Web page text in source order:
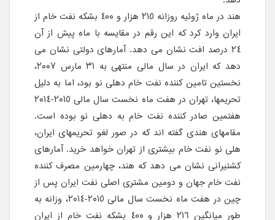
هند در ماه ژوئیه روزانه ٢١٥ هزار و ٤٠٠ بشکه نفت خام از
ایران وارد کرد که این رقم در مقایسه با ماه پیش از آن
٢٤ درصد افت نشان می دهد. آمارهای دولتی نشان می
دهد که ایران در سال مالی منتهی به ٣١ مارس ٢٠٠٧،
نخستین تامین کننده نفت خام دهلی نو بود، اما به دلیل
تحریمها، تهران در هفت ماه نخست سال مالی ٢٠١٥-٢٠١٤
هفتمین صادر کننده نفت خام به دهلی نو بوده است.
مقامهای هندی گفته اند که در صور لغو تحریمهای ایران،
هلی نو نفت خام بیشتری از تهران خواهد خرید. آمارهای
کشتیرانی نشان می دهد که هند، چهارمین مصرف کننده
نفت خام جهان و دومین مشتری اصلی نفت ایران پس از
چین در هفت ماه نخست سال مالی ٢٠١٥-٢٠١٤، وزانه به
طور میانگین ٢١٦ هزار و ٤٠٠ بشکه نفت خام از ایران